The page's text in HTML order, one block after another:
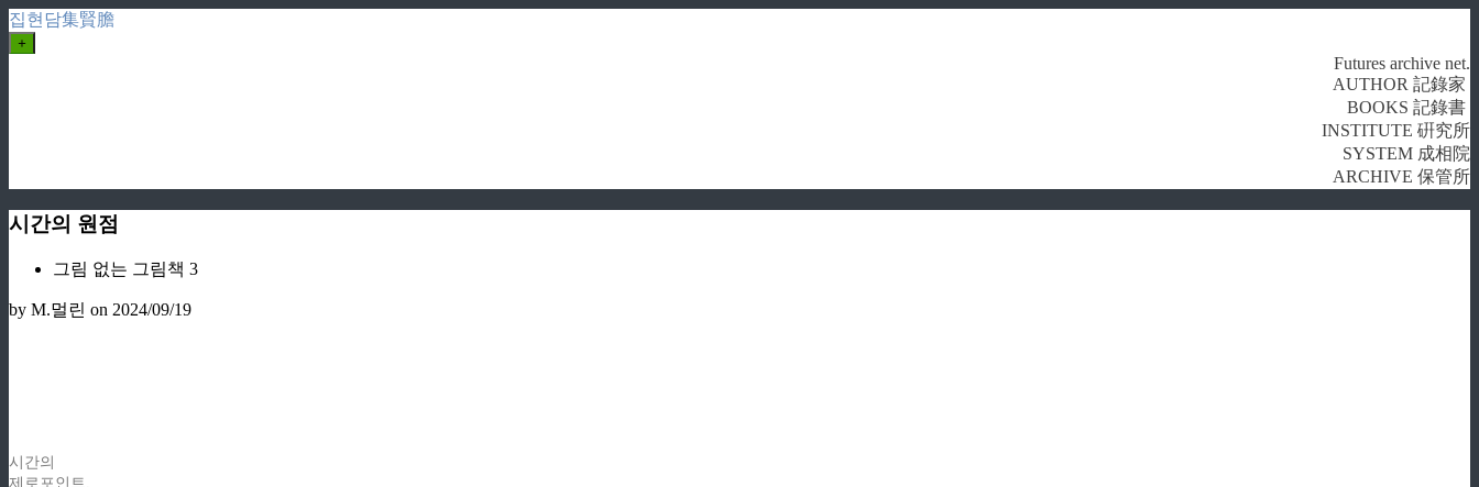
집현담集賢膽
+
Futures archive net.
AUTHOR 記錄家
BOOKS 記錄書
INSTITUTE 硏究所
SYSTEM 成相院
ARCHIVE 保管所
시간의 원점
그림 없는 그림책 3
by M.멀린 on 2024/09/19
시간의
제로포인트,